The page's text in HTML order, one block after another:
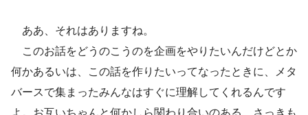
ああ、それはありますね。
このお話をどうのこうのを企画をやりたいんだけどとか
何かあるいは、この話を作りたいってなったときに、メタ
バースで集まったみんなはすぐに理解してくれるんです
よ。お互いちゃんと何かしら関わり合いのある、さっきも